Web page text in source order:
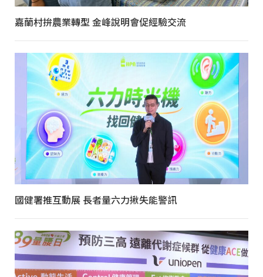
嘉蘭村拚農業轉型 金峰說明會促經驗交流
國健署推互動展 長者量六力揪失能警訊